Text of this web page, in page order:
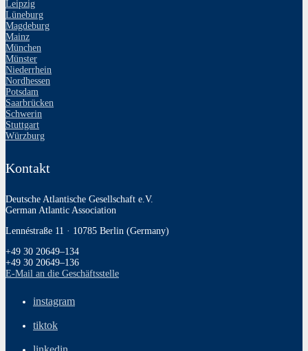
Leipzig
Lüneburg
Magdeburg
Mainz
München
Münster
Niederrhein
Nordhessen
Potsdam
Saarbrücken
Schwerin
Stuttgart
Würzburg
Kontakt
Deutsche Atlantische Gesellschaft e.V.
German Atlantic Association
Lennéstraße 11 · 10785 Berlin (Germany)
+49 30 20649–134
+49 30 20649–136
E‑Mail an die Geschäftsstelle
instagram
tiktok